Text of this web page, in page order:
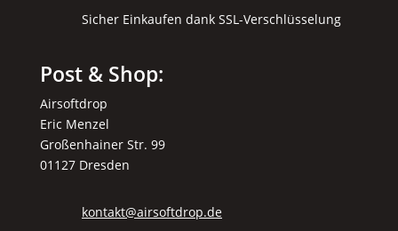
Sicher Einkaufen dank SSL-Verschlüsselung
Post & Shop:
Airsoftdrop
Eric Menzel
Großenhainer Str. 99
01127 Dresden
kontakt@airsoftdrop.de